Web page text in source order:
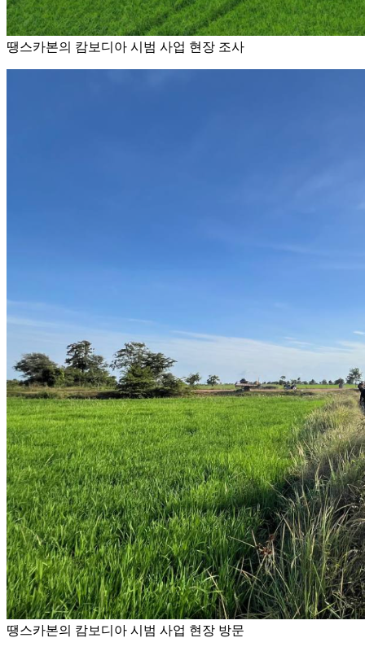
땡스카본의 캄보디아 시범 사업 현장 조사
땡스카본의 캄보디아 시범 사업 현장 방문